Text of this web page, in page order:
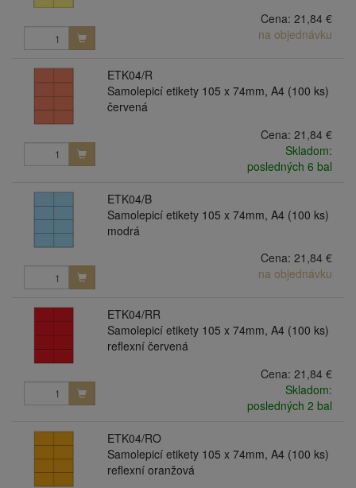
Cena: 21,84 €
na objednávku
ETK04/R
Samolepicí etikety 105 x 74mm, A4 (100 ks)
červená
Cena: 21,84 €
Skladom:
posledných 6 bal
ETK04/B
Samolepicí etikety 105 x 74mm, A4 (100 ks)
modrá
Cena: 21,84 €
na objednávku
ETK04/RR
Samolepicí etikety 105 x 74mm, A4 (100 ks)
reflexní červená
Cena: 21,84 €
Skladom:
posledných 2 bal
ETK04/RO
Samolepicí etikety 105 x 74mm, A4 (100 ks)
reflexní oranžová